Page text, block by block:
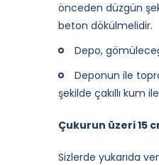
önceden düzgün
beton dökülmelidir.
Depo,
Deponun ile
şekilde çakıllı kum
Çukurun üzeri 15
Sizlerde yukarıda